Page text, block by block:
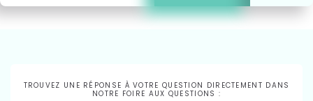
TROUVEZ UNE RÉPONSE À VOTRE QUESTION DIRECTEMENT DANS
NOTRE FOIRE AUX QUESTIONS :